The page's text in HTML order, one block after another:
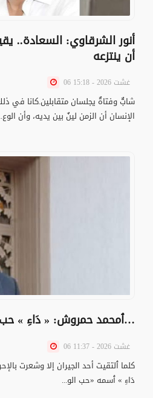
أنور الشرقاوي: السعادة..
أن ينتزعه
06 غشت 2026 - 15:18
شابٌّ وفتاةٌ يجلسان متقابلين.كانا في
الإنسان أن الزمن لينٌ بين يديه، وأن
ٱمحمد حمروش: « دَاءِ » حب الوطن…
06 غشت 2026 - 11:37
كلما ٱلتقيت أحد الجيران إلا وشعرت
دَاءِ » ٱسمه «حب الو...